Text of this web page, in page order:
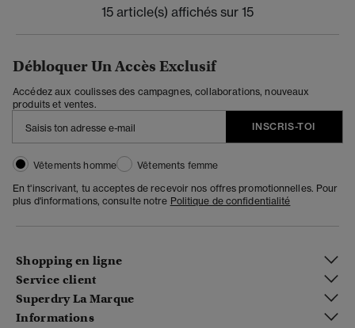
15 article(s) affichés sur 15
Débloquer Un Accès Exclusif
Accédez aux coulisses des campagnes, collaborations, nouveaux
produits et ventes.
INSCRIS-TOI
Vêtements homme
Vêtements femme
En t'inscrivant, tu acceptes de recevoir nos offres promotionnelles. Pour
plus d'informations, consulte notre Politique de confidentialité
Shopping en ligne
Service client
Superdry La Marque
Informations